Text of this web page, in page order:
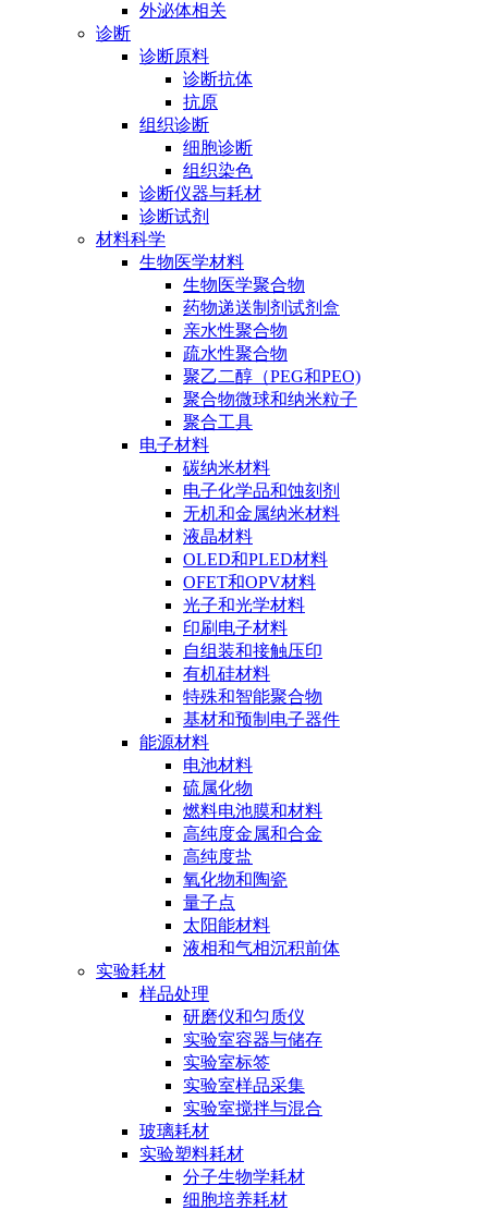
外泌体相关
诊断
诊断原料
诊断抗体
抗原
组织诊断
细胞诊断
组织染色
诊断仪器与耗材
诊断试剂
材料科学
生物医学材料
生物医学聚合物
药物递送制剂试剂盒
亲水性聚合物
疏水性聚合物
聚乙二醇（PEG和PEO)
聚合物微球和纳米粒子
聚合工具
电子材料
碳纳米材料
电子化学品和蚀刻剂
无机和金属纳米材料
液晶材料
OLED和PLED材料
OFET和OPV材料
光子和光学材料
印刷电子材料
自组装和接触压印
有机硅材料
特殊和智能聚合物
基材和预制电子器件
能源材料
电池材料
硫属化物
燃料电池膜和材料
高纯度金属和合金
高纯度盐
氧化物和陶瓷
量子点
太阳能材料
液相和气相沉积前体
实验耗材
样品处理
研磨仪和匀质仪
实验室容器与储存
实验室标签
实验室样品采集
实验室搅拌与混合
玻璃耗材
实验塑料耗材
分子生物学耗材
细胞培养耗材